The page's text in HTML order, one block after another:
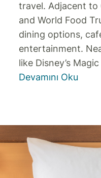
travel. Adjacent to
and World Food
dining options,
entertainment.
like Disney’s
Devamını Oku